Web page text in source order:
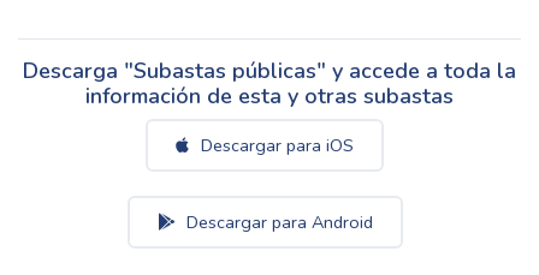
Descarga "Subastas públicas" y accede a toda la
información de esta y otras subastas
Descargar para iOS
Descargar para Android